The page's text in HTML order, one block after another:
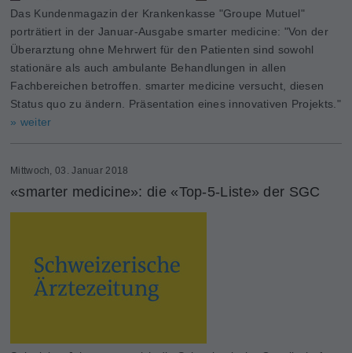
Das Kundenmagazin der Krankenkasse "Groupe Mutuel"
porträtiert in der Januar-Ausgabe smarter medicine: "Von der
Überarztung ohne Mehrwert für den Patienten sind sowohl
stationäre als auch ambulante Behandlungen in allen
Fachbereichen betroffen. smarter medicine versucht, diesen
Status quo zu ändern. Präsentation eines innovativen Projekts."
» weiter
Mittwoch, 03. Januar 2018
«smarter medicine»: die «Top-5-Liste» der SGC